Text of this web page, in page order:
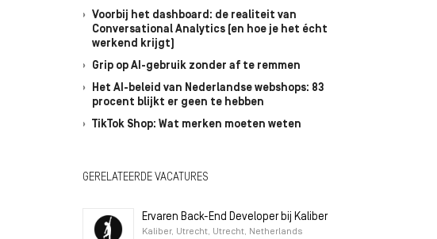
Voorbij het dashboard: de realiteit van
Conversational Analytics (en hoe je het écht
werkend krijgt)
Grip op AI-gebruik zonder af te remmen
Het AI-beleid van Nederlandse webshops: 83
procent blijkt er geen te hebben
TikTok Shop: Wat merken moeten weten
GERELATEERDE VACATURES
Ervaren Back-End Developer bij Kaliber
Kaliber, Utrecht, Utrecht, Netherlands